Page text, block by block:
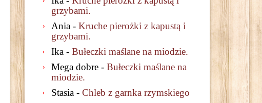
grzybami.
Ania - Kruche pierożki z kapustą i
grzybami.
Ika - Bułeczki maślane na miodzie.
Mega dobre - Bułeczki maślane na
miodzie.
Stasia - Chleb z garnka rzymskiego